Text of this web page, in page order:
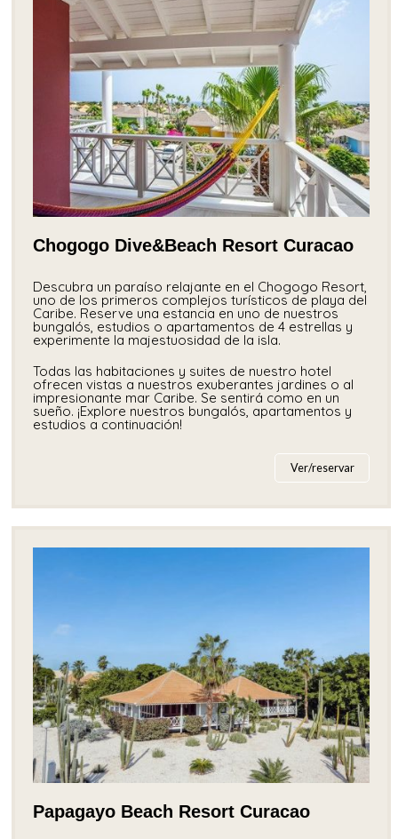
Chogogo Dive&Beach Resort Curacao
Descubra un paraíso relajante en el Chogogo Resort,
uno de los primeros complejos turísticos de playa del
Caribe. Reserve una estancia en uno de nuestros
bungalós, estudios o apartamentos de 4 estrellas y
experimente la majestuosidad de la isla.
Todas las habitaciones y suites de nuestro hotel
ofrecen vistas a nuestros exuberantes jardines o al
impresionante mar Caribe. Se sentirá como en un
sueño. ¡Explore nuestros bungalós, apartamentos y
estudios a continuación!
Ver/reservar
Papagayo Beach Resort Curacao